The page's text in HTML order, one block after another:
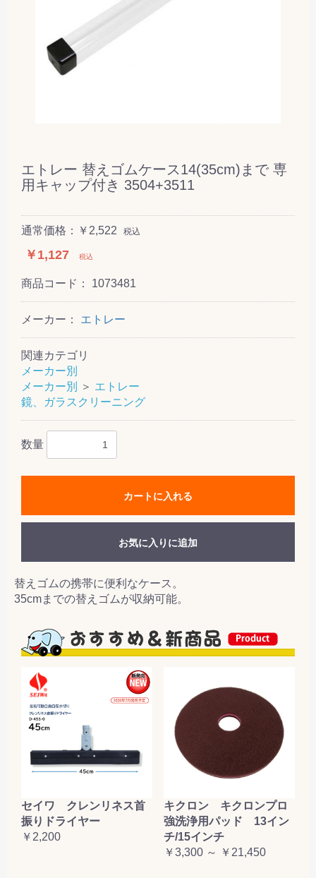
エトレー 替えゴムケース14(35cm)まで 専
用キャップ付き 3504+3511
通常価格：￥2,522 税込
￥1,127 税込
商品コード： 1073481
メーカー： エトレー
関連カテゴリ
メーカー別
メーカー別
＞ エトレー
鏡、ガラスクリーニング
数量
カートに入れる
お気に入りに追加
替えゴムの携帯に便利なケース。
35cmまでの替えゴムが収納可能。
セイワ クレンリネス首
振りドライヤー
￥2,200
キクロン キクロンプロ
強洗浄用パッド 13イン
チ/15インチ
￥3,300 ～ ￥21,450